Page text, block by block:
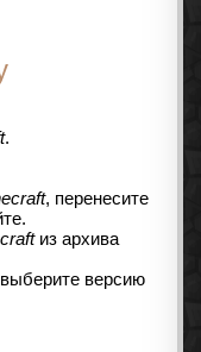
.
, перенесите
из архива
версию